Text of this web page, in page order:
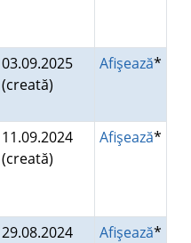
03.09.2025
(creată)
Afişează*
11.09.2024
(creată)
Afişează*
29.08.2024
Afişează*